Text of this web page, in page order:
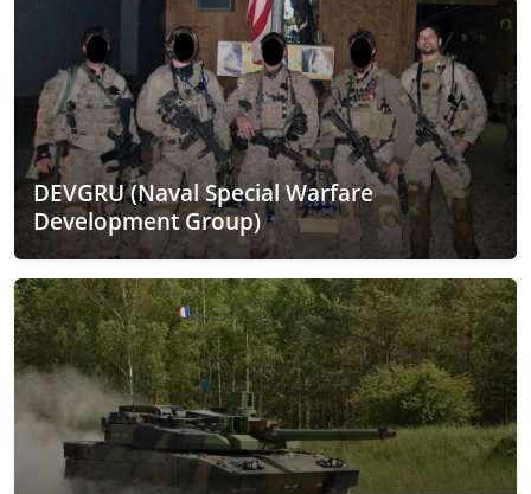
DEVGRU (Naval Special Warfare
Development Group)